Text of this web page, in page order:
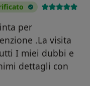
per
.La visita
I miei dubbi e
dettagli con